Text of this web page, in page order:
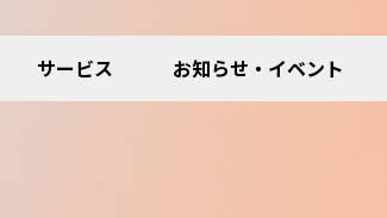
サービス お知らせ・イベント